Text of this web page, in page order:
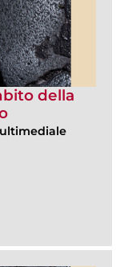
della